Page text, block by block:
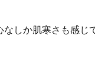
しか肌寒さも感じ